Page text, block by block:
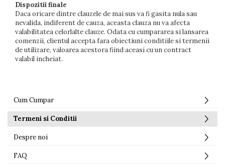
Dispozitii finale
Daca oricare dintre clauzele de mai sus va fi gasita nula sau
nevalida, indiferent de cauza, aceasta clauza nu va afecta
valabilitatea celorlalte clauze. Odata cu cumpararea si lansarea
comenzii, clientul accepta fara obiectiuni conditiile si termenii
de utilizare, valoarea acestora fiind aceasi cu un contract
valabil incheiat.
Cum Cumpar
Termeni si Conditii
Despre noi
FAQ